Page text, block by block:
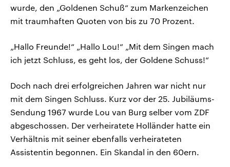
wurde, den „Goldenen Schuß“ zum Markenzeichen
mit traumhaften Quoten von bis zu 70 Prozent.
„Hallo Freunde!“ „Hallo Lou!“ „Mit dem Singen mach
ich jetzt Schluss, es geht los, der Goldene Schuss!“
Doch nach drei erfolgreichen Jahren war nicht nur
mit dem Singen Schluss. Kurz vor der 25. Jubiläums-
Sendung 1967 wurde Lou van Burg selber vom ZDF
abgeschossen. Der verheiratete Holländer hatte ein
Verhältnis mit seiner ebenfalls verheirateten
Assistentin begonnen. Ein Skandal in den 60ern.